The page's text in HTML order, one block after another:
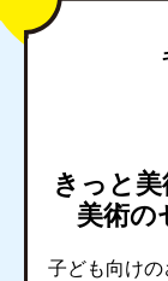
きっと
美術の
子ども向け